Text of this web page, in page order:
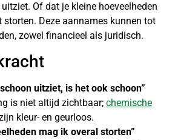
Of dat je kleine hoeveelheden
storten. Deze aannames kunnen tot
zowel financieel als juridisch.
uitziet, is het ook schoon”
is niet altijd zichtbaar; chemische
kleur- en geurloos.
mag ik overal storten”